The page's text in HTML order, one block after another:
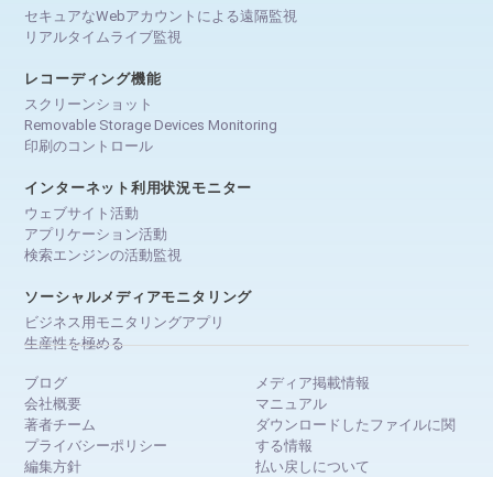
セキュアなWebアカウントによる遠隔監視
リアルタイムライブ監視
レコーディング機能
スクリーンショット
Removable Storage Devices Monitoring
印刷のコントロール
インターネット利用状況モニター
ウェブサイト活動
アプリケーション活動
検索エンジンの活動監視
ソーシャルメディアモニタリング
ビジネス用モニタリングアプリ
生産性を極める
ブログ
会社概要
著者チーム
プライバシーポリシー
編集方針
メディア掲載情報
マニュアル
ダウンロードしたファイルに関
する情報
払い戻しについて